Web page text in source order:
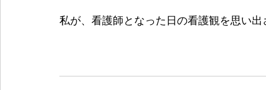
私が、看護師となった日の看護観を思い出